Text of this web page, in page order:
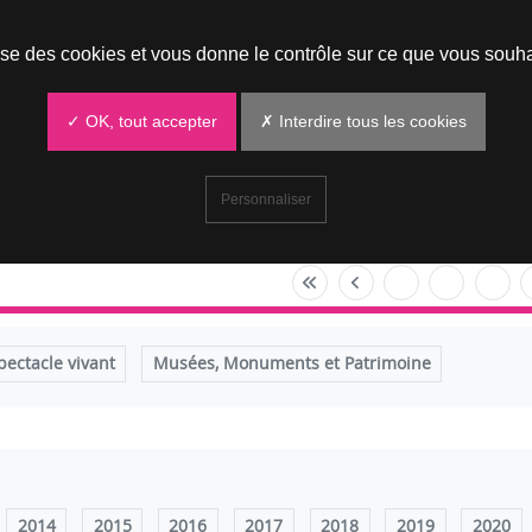
vivant Musées, Monuments et Patrimoine
2014 2015 2016 2017 2018 2019 2020
des cookies et vous donne le contrôle sur ce que vous
✓ OK, tout accepter ✗ Interdire tous les cookies
Personnaliser